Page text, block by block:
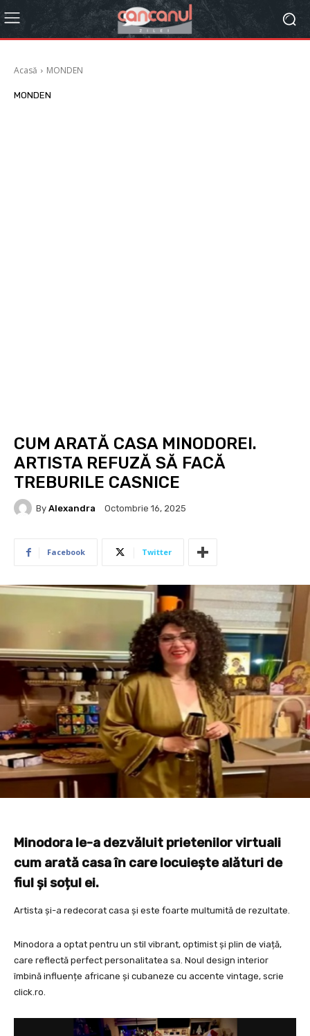
Acasă MONDEN
MONDEN
CUM ARATĂ CASA MINODOREI.
ARTISTA REFUZĂ SĂ FACĂ
TREBURILE CASNICE
By Alexandra Octombrie 16, 2025
Facebook Twitter
Minodora le-a dezvăluit prietenilor virtuali
cum arată casa în care locuiește alături de
fiul și soțul ei.
Artista și-a redecorat casa și este foarte multumită de rezultate.
Minodora a optat pentru un stil vibrant, optimist și plin de viață,
care reflectă perfect personalitatea sa. Noul design interior
îmbină influențe africane și cubaneze cu accente vintage, scrie
click.ro.